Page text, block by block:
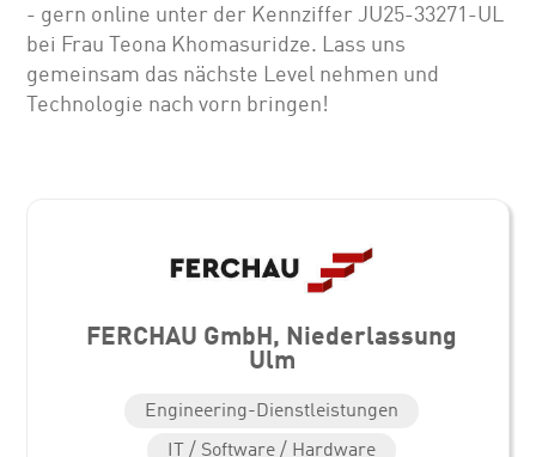
- gern online unter der Kennziffer JU25-33271-UL
bei Frau Teona Khomasuridze. Lass uns
gemeinsam das nächste Level nehmen und
Technologie nach vorn bringen!
FERCHAU GmbH, Niederlassung
Ulm
Engineering-Dienstleistungen
IT / Software / Hardware